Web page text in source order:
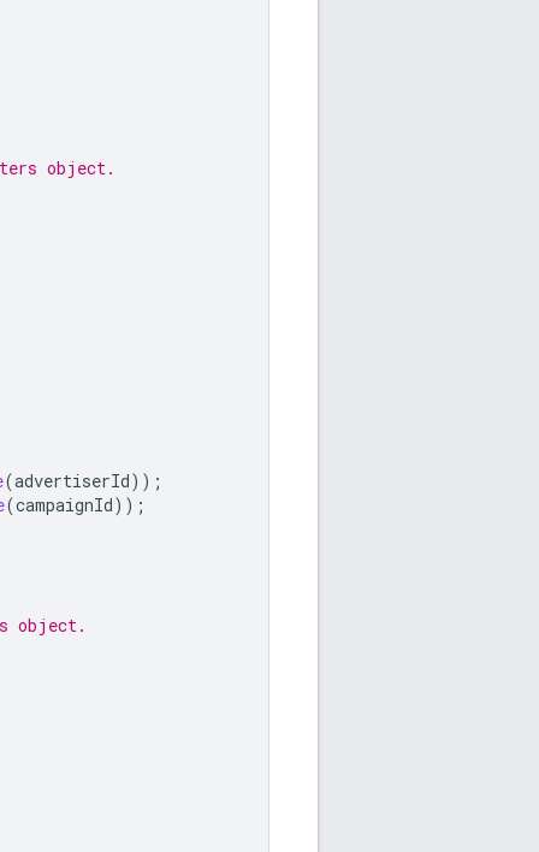
object.
(advertiserId));
(campaignId));
object.